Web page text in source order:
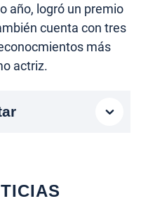
año, logró un premio
cuenta con tres
más
actriz.